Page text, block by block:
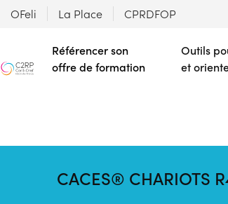
OFeli La Place CPRDFOP
Référencer son
offre de formation
Outils
et
CACES® CHARIOTS